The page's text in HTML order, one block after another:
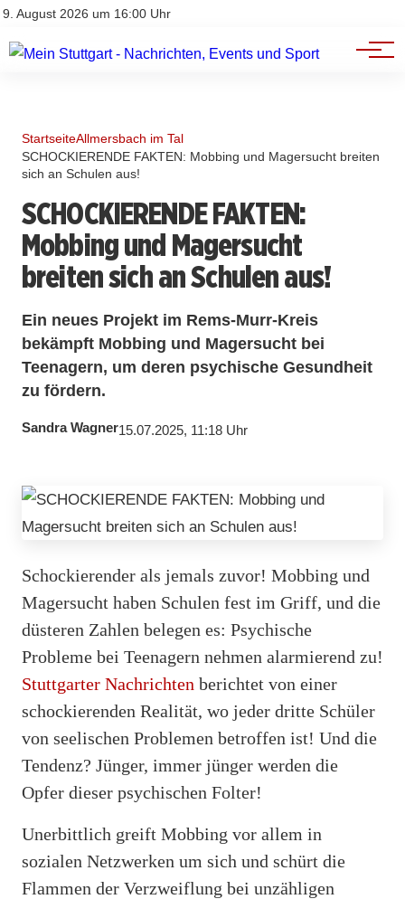
9. August 2026 um 16:00 Uhr
Impressum
Branchenbuch
Werbung
StartseiteAllmersbach im Tal
SCHOCKIERENDE FAKTEN: Mobbing und Magersucht breiten
sich an Schulen aus!
SCHOCKIERENDE FAKTEN:
Mobbing und Magersucht
breiten sich an Schulen aus!
Ein neues Projekt im Rems-Murr-Kreis
bekämpft Mobbing und Magersucht bei
Teenagern, um deren psychische Gesundheit
zu fördern.
Sandra Wagner15.07.2025, 11:18 Uhr
Schockierender als jemals zuvor! Mobbing und
Magersucht haben Schulen fest im Griff, und die
düsteren Zahlen belegen es: Psychische
Probleme bei Teenagern nehmen alarmierend zu!
Stuttgarter Nachrichten berichtet von einer
schockierenden Realität, wo jeder dritte Schüler
von seelischen Problemen betroffen ist! Und die
Tendenz? Jünger, immer jünger werden die
Opfer dieser psychischen Folter!
Unerbittlich greift Mobbing vor allem in
sozialen Netzwerken um sich und schürt die
Flammen der Verzweiflung bei unzähligen